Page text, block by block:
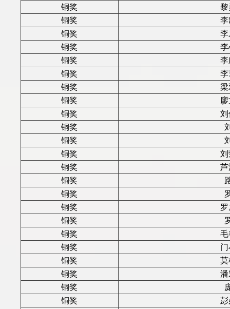
铜奖
铜奖
铜奖
铜奖
铜奖
铜奖
铜奖
铜奖
铜奖
铜奖
铜奖
铜奖
铜奖
铜奖
铜奖
铜奖
铜奖
铜奖
铜奖
铜奖
铜奖
铜奖
铜奖